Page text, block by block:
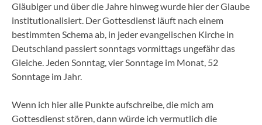
Gläubiger und über die Jahre hinweg wurde hier der Glaube
institutionalisiert. Der Gottesdienst läuft nach einem
bestimmten Schema ab, in jeder evangelischen Kirche in
Deutschland passiert sonntags vormittags ungefähr das
Gleiche. Jeden Sonntag, vier Sonntage im Monat, 52
Sonntage im Jahr.
Wenn ich hier alle Punkte aufschreibe, die mich am
Gottesdienst stören, dann würde ich vermutlich die